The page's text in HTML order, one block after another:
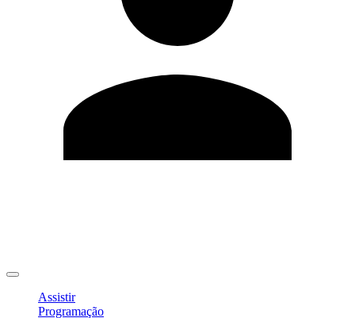
Assistir
Programação